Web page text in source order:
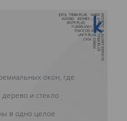
10 ЛЕТ ГАРАНТИИ
окон, где
и стекло
в одно целое